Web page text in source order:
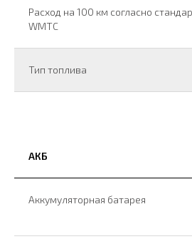
Расход на 100 км согласно
WMTC
Тип топлива
АКБ
Аккумуляторная батарея